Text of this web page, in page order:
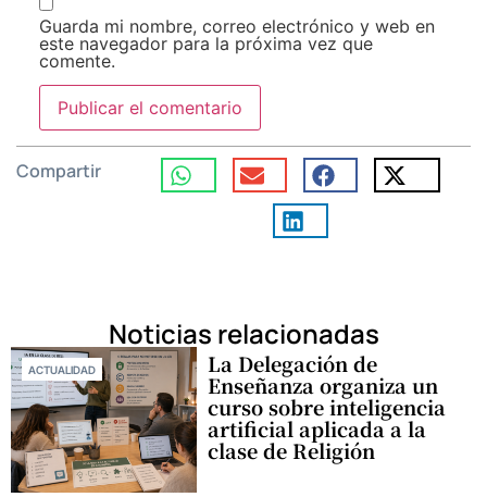
Guarda mi nombre, correo electrónico y web en
este navegador para la próxima vez que
comente.
Compartir
Noticias relacionadas
ACTUALIDAD La Delegación de
Enseñanza organiza un
curso sobre inteligencia
artificial aplicada a la
clase de Religión